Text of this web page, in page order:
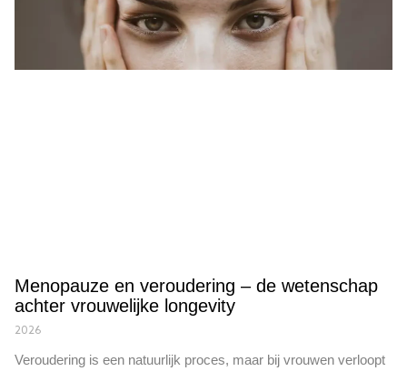
Menopauze en veroudering – de wetenschap
achter vrouwelijke longevity
2026
Veroudering is een natuurlijk proces, maar bij vrouwen verloopt